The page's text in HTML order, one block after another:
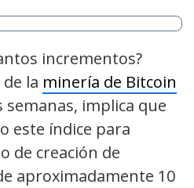
incrementos?
la minería de Bitcoin
implica que
este índice para
de creación de
aproximadamente 10